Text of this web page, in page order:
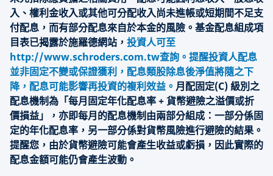
入、權利金收入或其他可分配收入尚未進帳或短期間不足支
付配息，而有部分配息來自於本金的風險。基金配息組成項
目表已揭露於施羅德網站， 投資人可至
http://www.schroders.com.tw查詢。提醒投資人配息
並非固定不變或保證獲利，配息類股除息後淨值將隨之下
降，配息可能影響再投資的複利效益。 月配固定(C) 級別之
配息機制為「每月固定年化配息率 + 貨幣避險之溢價或折
價損益」，亦即每月的配息機制由兩部分組成：一部分係固
定的年化配息率，另一部分係對貨幣風險進行避險的結果。
提醒您，由於貨幣避險可能會產生收益或虧損，因此實際的
配息金額可能仍會產生波動。